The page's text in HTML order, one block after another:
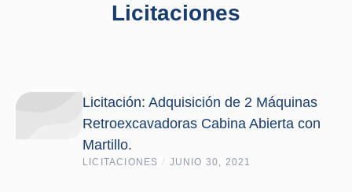
Licitaciones
Licitación: Adquisición de 2 Máquinas
Retroexcavadoras Cabina Abierta con
Martillo.
LICITACIONES / JUNIO 30, 2021